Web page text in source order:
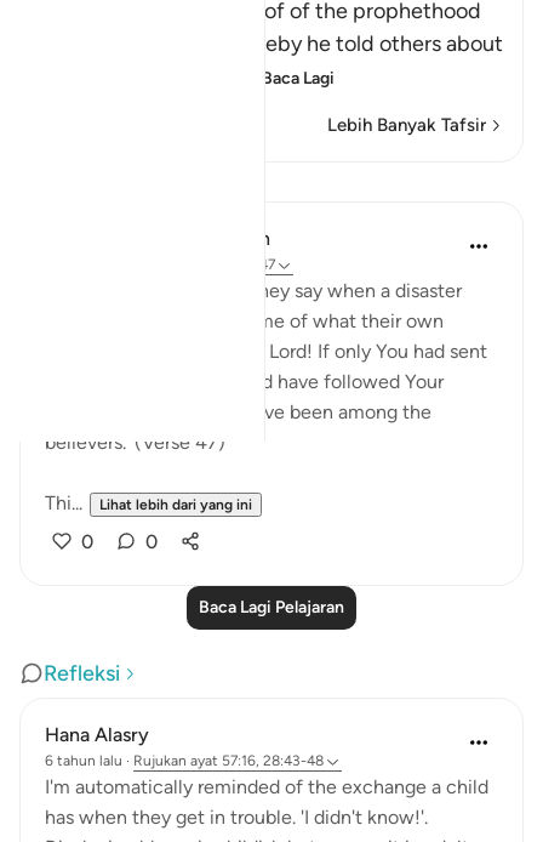
Allah points out the proof of the prophethood
Baca Lagi
Lebih Banyak Tafsir
In the Shade of the Quran
ayat 28:47
[We have sent you] lest they say when a disaster
befalls them as an outcome of what their own
hands have wrought, 'Our Lord! If only You had sent
us a messenger, we would have followed Your
revelations, and would have been among the
believers.' (Verse 47)
Thi... Lihat lebih dari yang ini
0 0
Baca Lagi Pelajaran
Refleksi
Hana Alasry
6 tahun lalu · Rujukan ayat 57:16, 28:43-48
I'm automatically reminded of the exchange a child
has when they get in trouble. 'I didn't know!'.